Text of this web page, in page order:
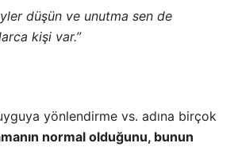
düşün ve unutma sen de
kişi var.”
yönlendirme vs. adına birçok
normal olduğunu, bunun